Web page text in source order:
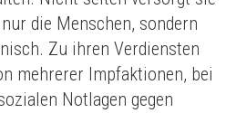
die Menschen, sondern
Zu ihren Verdiensten
mehrerer Impfaktionen, bei
Notlagen gegen